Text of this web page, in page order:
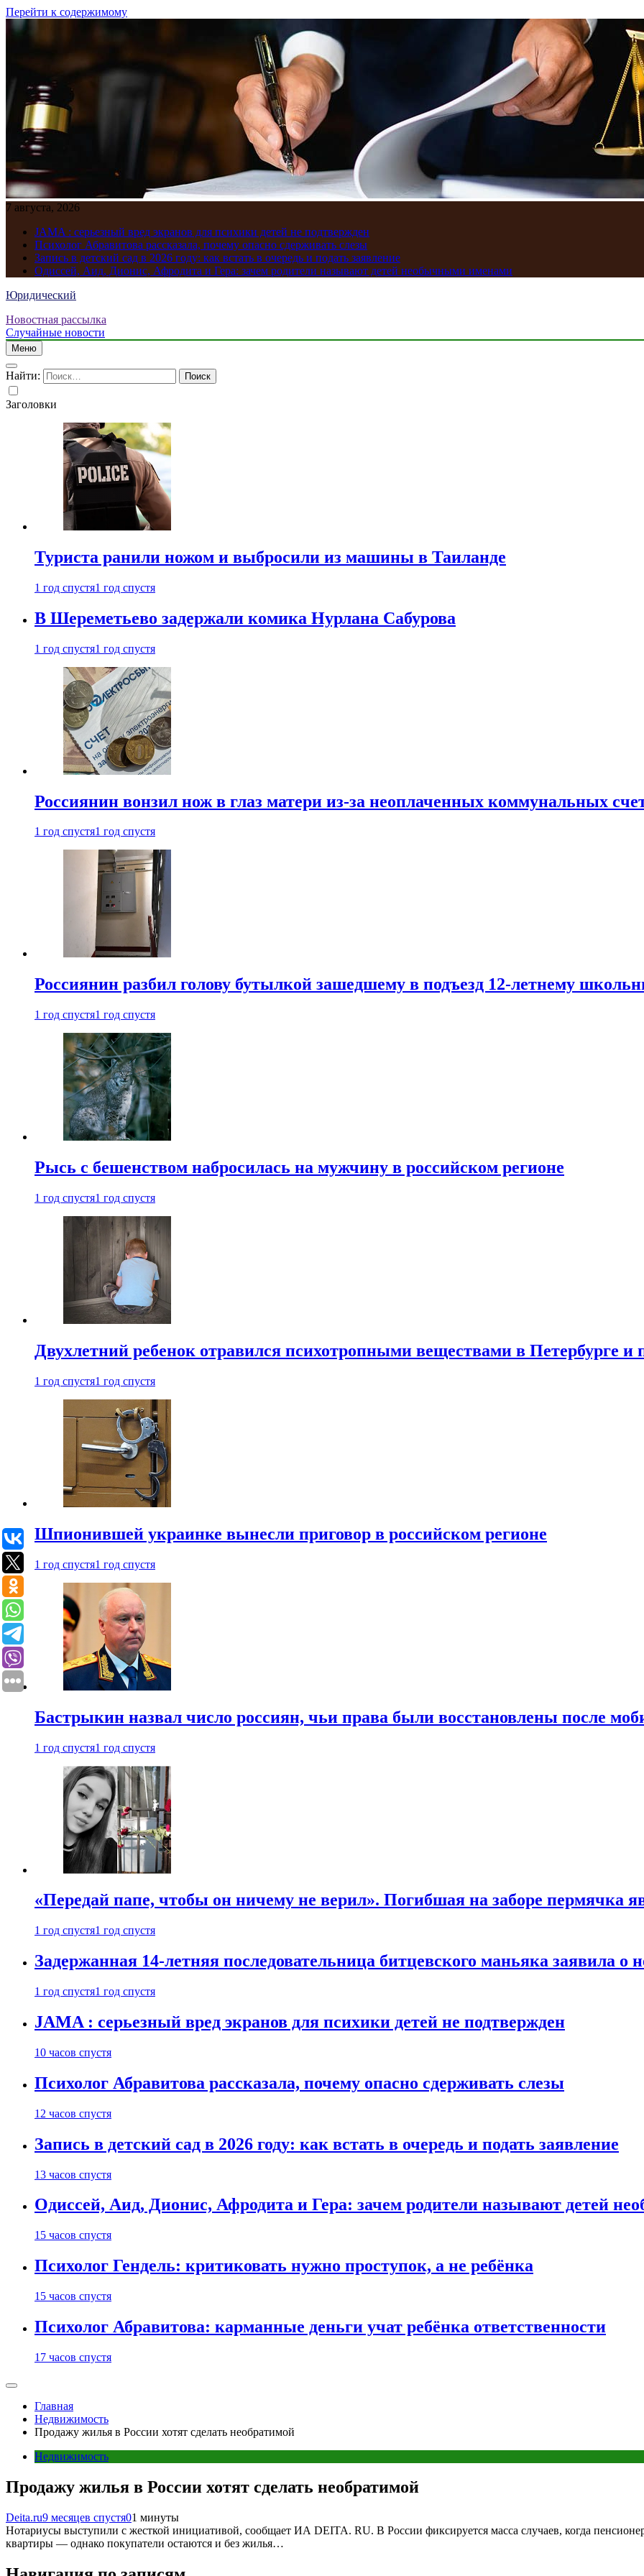
Перейти к содержимому
7 августа, 2026
JAMA : серьезный вред экранов для психики детей не подтвержден
Психолог Абравитова рассказала, почему опасно сдерживать слезы
Запись в детский сад в 2026 году: как встать в очередь и подать заявление
Одиссей, Аид, Дионис, Афродита и Гера: зачем родители называют детей необычными именами
Юридический
Новостная рассылка
Случайные новости
Меню
Найти:
Заголовки
Туриста ранили ножом и выбросили из машины в Таиланде
1 год спустя1 год спустя
В Шереметьево задержали комика Нурлана Сабурова
1 год спустя1 год спустя
Россиянин вонзил нож в глаз матери из-за неоплаченных коммунальных
1 год спустя1 год спустя
Россиянин разбил голову бутылкой зашедшему в подъезд 12-летнему
1 год спустя1 год спустя
Рысь с бешенством набросилась на мужчину в российском регионе
1 год спустя1 год спустя
Двухлетний ребенок отравился психотропными веществами в Петербурге
1 год спустя1 год спустя
Шпионившей украинке вынесли приговор в российском регионе
1 год спустя1 год спустя
Бастрыкин назвал число россиян, чьи права были восстановлены после
1 год спустя1 год спустя
«Передай папе, чтобы он ничему не верил». Погибшая на заборе пермячка
1 год спустя1 год спустя
Задержанная 14-летняя последовательница битцевского маньяка заявила о
1 год спустя1 год спустя
JAMA : серьезный вред экранов для психики детей не подтвержден
10 часов спустя
Психолог Абравитова рассказала, почему опасно сдерживать слезы
12 часов спустя
Запись в детский сад в 2026 году: как встать в очередь и подать заявление
13 часов спустя
Одиссей, Аид, Дионис, Афродита и Гера: зачем родители называют детей
15 часов спустя
Психолог Гендель: критиковать нужно проступок, а не ребёнка
15 часов спустя
Психолог Абравитова: карманные деньги учат ребёнка ответственности
17 часов спустя
Главная
Недвижимость
Продажу жилья в России хотят сделать необратимой
Недвижимость
Продажу жилья в России хотят сделать необратимой
Deita.ru9 месяцев спустя01 минуты
Нотариусы выступили с жесткой инициативой, сообщает ИА DEITA. RU. В России фиксируется масса случаев, когда
квартиры — однако покупатели остаются и без жилья…